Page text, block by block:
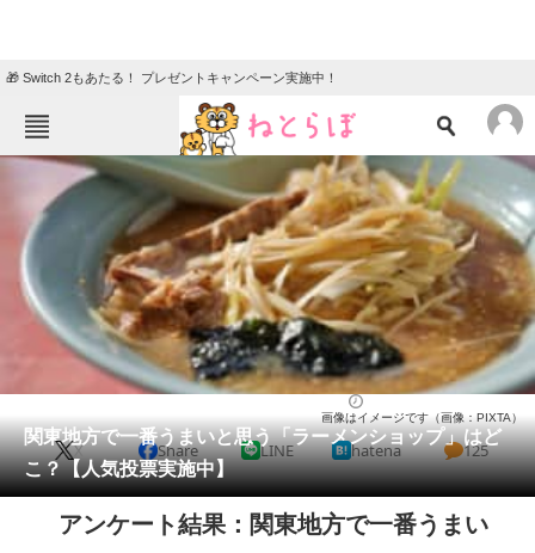
🎁 Switch 2もあたる！ プレゼントキャンペーン実施中！
ねとらぼメニュー
ニュース
エンタメ クイズ
グルメ 地域
住まい 教育・育児
リサーチ
会員記事
メディア
注目記事を集めた総合ページ
関東地方で一番うまいと思う「ラーメンショップ」はど
こ？【人気投票実施中】
画像はイメージです（画像：PIXTA）
X Share LINE hatena 125
アンケート結果：関東地方で一番うまい